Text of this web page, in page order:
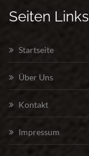
Seiten Links
Startseite
Über Uns
Kontakt
Impressum